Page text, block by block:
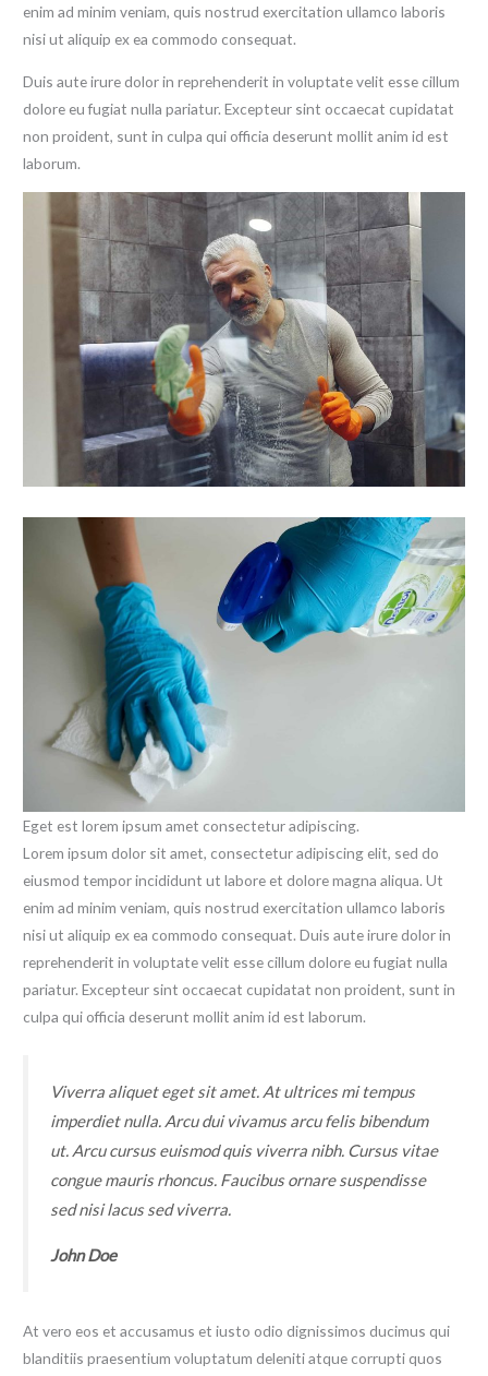
enim ad minim veniam, quis nostrud exercitation ullamco laboris
nisi ut aliquip ex ea commodo consequat.
Duis aute irure dolor in reprehenderit in voluptate velit esse cillum
dolore eu fugiat nulla pariatur. Excepteur sint occaecat cupidatat
non proident, sunt in culpa qui officia deserunt mollit anim id est
laborum.
Eget est lorem ipsum amet consectetur adipiscing.
Lorem ipsum dolor sit amet, consectetur adipiscing elit, sed do
eiusmod tempor incididunt ut labore et dolore magna aliqua. Ut
enim ad minim veniam, quis nostrud exercitation ullamco laboris
nisi ut aliquip ex ea commodo consequat. Duis aute irure dolor in
reprehenderit in voluptate velit esse cillum dolore eu fugiat nulla
pariatur. Excepteur sint occaecat cupidatat non proident, sunt in
culpa qui officia deserunt mollit anim id est laborum.
Viverra aliquet eget sit amet. At ultrices mi tempus
imperdiet nulla. Arcu dui vivamus arcu felis bibendum
ut. Arcu cursus euismod quis viverra nibh. Cursus vitae
congue mauris rhoncus. Faucibus ornare suspendisse
sed nisi lacus sed viverra.
John Doe
At vero eos et accusamus et iusto odio dignissimos ducimus qui
blanditiis praesentium voluptatum deleniti atque corrupti quos